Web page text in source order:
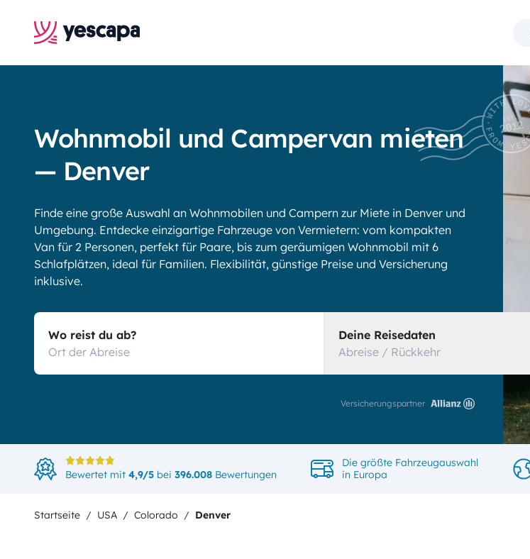
Wohnmobil und Campervan mieten
— Denver
Finde eine große Auswahl an Wohnmobilen und Campern zur Miete in Denver und
Umgebung. Entdecke einzigartige Fahrzeuge von Vermietern: vom kompakten
Van für 2 Personen, perfekt für Paare, bis zum geräumigen Wohnmobil mit 6
Schlafplätzen, ideal für Familien. Flexibilität, günstige Preise und Versicherung
inklusive.
Wo reist du ab?
Deine Reisedaten
Abreise / Rückkehr
Versicherungspartner
Bewertet mit 4,9/5 bei 396.008 Bewertungen
Die größte Fahrzeugauswahl
in Europa
Startseite USA Colorado Denver